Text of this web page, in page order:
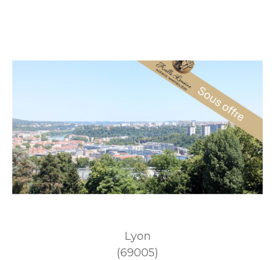
Lyon
(69005)